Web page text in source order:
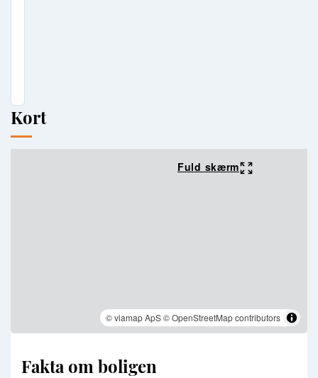
Kort
Fuld skærm
© viamap ApS© OpenStreetMap contributors
Fakta om boligen